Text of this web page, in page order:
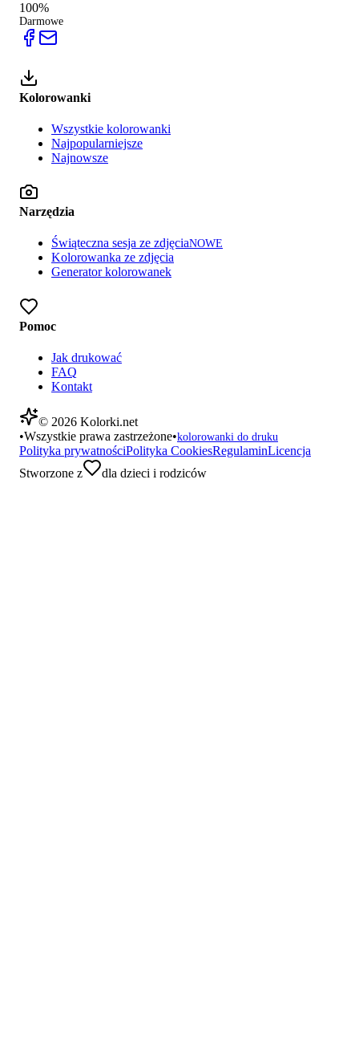
100%
Darmowe
Kolorowanki
Wszystkie kolorowanki
Najpopularniejsze
Najnowsze
Narzędzia
Świąteczna sesja ze zdjęciaNOWE
Kolorowanka ze zdjęcia
Generator kolorowanek
Pomoc
Jak drukować
FAQ
Kontakt
© 2026 Kolorki.net
•Wszystkie prawa zastrzeżone•kolorowanki do druku
Polityka prywatnościPolityka CookiesRegulaminLicencja
Stworzone z
dla dzieci i rodziców